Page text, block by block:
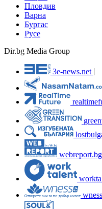
Пловдив
Варна
Бургас
Русе
Dir.bg Media Group
3e-news.net
webreport.bg